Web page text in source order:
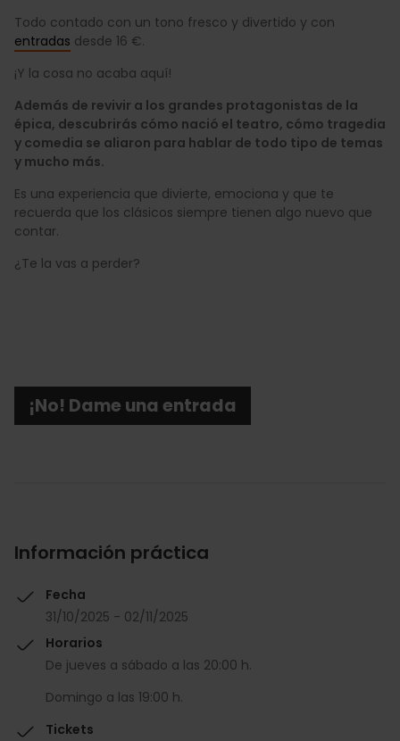
Todo contado con un tono fresco y divertido y con
entradas desde 16 €.
¡Y la cosa no acaba aquí!
Además de revivir a los grandes protagonistas de la
épica, descubrirás cómo nació el teatro, cómo tragedia
y comedia se aliaron para hablar de todo tipo de temas
y mucho más.
Es una experiencia que divierte, emociona y que te
recuerda que los clásicos siempre tienen algo nuevo que
contar.
¿Te la vas a perder?
¡No! Dame una entrada
Información práctica
Fecha
31/10/2025 - 02/11/2025
Horarios
De jueves a sábado a las 20:00 h.
Domingo a las 19:00 h.
Tickets